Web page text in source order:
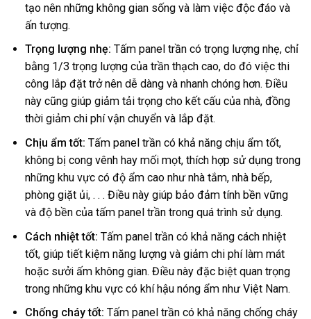
tạo nên những không gian sống và làm việc độc đáo và
ấn tượng.
Trọng lượng nhẹ: Tấm panel trần có trọng lượng nhẹ, chỉ
bằng 1/3 trọng lượng của trần thạch cao, do đó việc thi
công lắp đặt trở nên dễ dàng và nhanh chóng hơn. Điều
này cũng giúp giảm tải trọng cho kết cấu của nhà, đồng
thời giảm chi phí vận chuyển và lắp đặt.
Chịu ẩm tốt: Tấm panel trần có khả năng chịu ẩm tốt,
không bị cong vênh hay mối mọt, thích hợp sử dụng trong
những khu vực có độ ẩm cao như nhà tắm, nhà bếp,
phòng giặt ủi, . . . Điều này giúp bảo đảm tính bền vững
và độ bền của tấm panel trần trong quá trình sử dụng.
Cách nhiệt tốt: Tấm panel trần có khả năng cách nhiệt
tốt, giúp tiết kiệm năng lượng và giảm chi phí làm mát
hoặc sưởi ấm không gian. Điều này đặc biệt quan trọng
trong những khu vực có khí hậu nóng ẩm như Việt Nam.
Chống cháy tốt: Tấm panel trần có khả năng chống cháy